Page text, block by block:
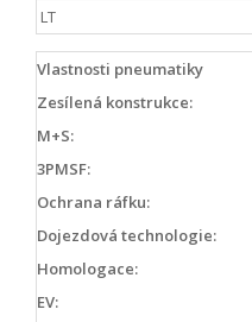
LT
Vlastnosti pneumatiky
Zesílená konstrukce:
M+S:
3PMSF:
Ochrana ráfku:
Dojezdová technologie:
Homologace:
EV: